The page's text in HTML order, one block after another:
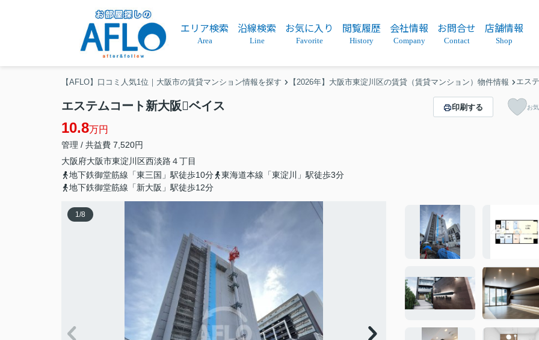
エリア検索
Area
沿線検索
Line
お気に入り
Favorite
閲覧履歴
History
会社情報
Company
お問合せ
Contact
店舗情報
Shop
【AFLO】口コミ人気1位｜大阪市の賃貸マンション情報を探す 【2026年】大阪市東淀川区の賃貸（賃貸マンション）物件情報 エス
エステムコート新大阪ベイス
10.8万円
管理 / 共益費 7,520円
大阪府大阪市東淀川区西淡路 ４丁目
地下鉄御堂筋線「東三国」駅徒歩10分
東海道本線「東淀川」駅徒歩3分
地下鉄御堂筋線「新大阪」駅徒歩12分
印刷する お
1/8